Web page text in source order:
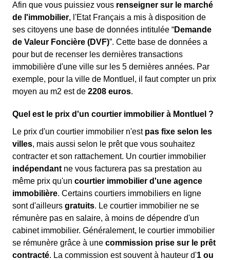
Afin que vous puissiez vous renseigner sur le marché
de l'immobilier, l'Etat Français a mis à disposition de
ses citoyens une base de données intitulée “Demande
de Valeur Foncière (DVF)”. Cette base de données a
pour but de recenser les dernières transactions
immobilière d'une ville sur les 5 dernières années. Par
exemple, pour la ville de Montluel, il faut compter un prix
moyen au m2 est de 2208 euros.
Quel est le prix d'un courtier immobilier à Montluel ?
Le prix d'un courtier immobilier n'est pas fixe selon les
villes, mais aussi selon le prêt que vous souhaitez
contracter et son rattachement. Un courtier immobilier
indépendant ne vous facturera pas sa prestation au
même prix qu'un courtier immobilier d'une agence
immobilière. Certains courtiers immobiliers en ligne
sont d'ailleurs gratuits. Le courtier immobilier ne se
rémunère pas en salaire, à moins de dépendre d'un
cabinet immobilier. Généralement, le courtier immobilier
se rémunère grâce à une commission prise sur le prêt
contracté. La commission est souvent à hauteur d'1 ou